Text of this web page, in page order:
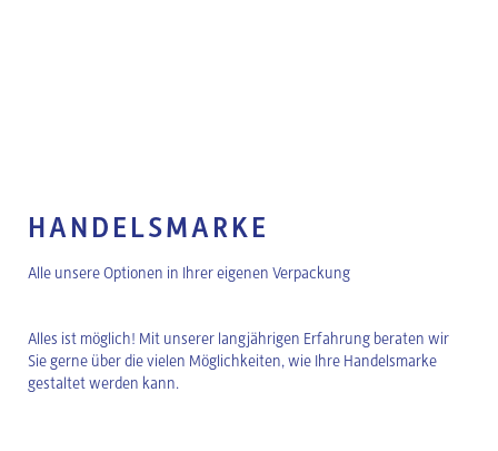
HANDELSMARKE
Alle unsere Optionen in Ihrer eigenen Verpackung
Alles ist möglich! Mit unserer langjährigen Erfahrung beraten wir
Sie gerne über die vielen Möglichkeiten, wie Ihre Handelsmarke
gestaltet werden kann.